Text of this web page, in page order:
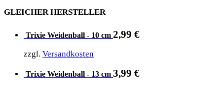
GLEICHER HERSTELLER
Trixie Weidenball - 10 cm 2,99 €
zzgl. Versandkosten
Trixie Weidenball - 13 cm 3,99 €